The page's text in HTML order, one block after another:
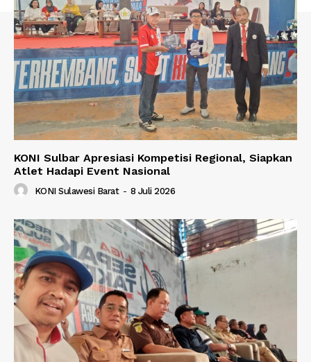
KONI Sulbar Apresiasi Kompetisi Regional, Siapkan
Atlet Hadapi Event Nasional
KONI Sulawesi Barat - 8 Juli 2026